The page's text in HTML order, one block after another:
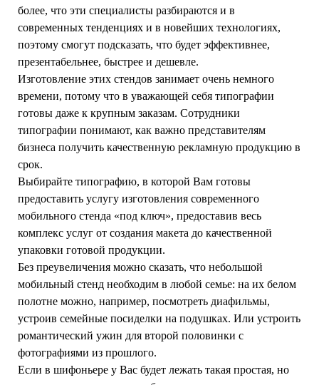
более, что эти специалисты разбираются и в
современных тенденциях и в новейших технологиях,
поэтому смогут подсказать, что будет эффективнее,
презентабельнее, быстрее и дешевле.
Изготовление этих стендов занимает очень немного
времени, потому что в уважающей себя типографии
готовы даже к крупным заказам. Сотрудники
типографии понимают, как важно представителям
бизнеса получить качественную рекламную продукцию в
срок.
Выбирайте типографию, в которой Вам готовы
предоставить услугу изготовления современного
мобильного стенда «под ключ», предоставив весь
комплекс услуг от создания макета до качественной
упаковки готовой продукции.
Без преувеличения можно сказать, что небольшой
мобильный стенд необходим в любой семье: на их белом
полотне можно, например, посмотреть диафильмы,
устроив семейные посиделки на подушках. Или устроить
романтический ужин для второй половинки с
фотографиями из прошлого.
Если в шифоньере у Вас будет лежать такая простая, но